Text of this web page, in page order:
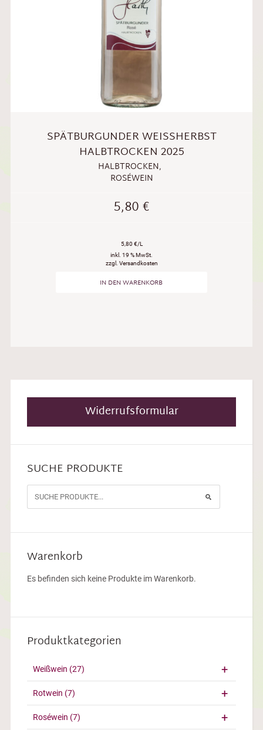
SPÄTBURGUNDER WEISSHERBST H
ALBTROCKEN 2025
HALBTROCKEN,
ROSÉWEIN
5,80€
5,80 €/L
inkl. 19 % MwSt.
zzgl. Versandkosten
IN DEN WARENKORB
Widerrufsformular
SUCHE PRODUKTE
Warenkorb
Es befinden sich keine Produkte im Warenkorb.
Produktkategorien
Weißwein (27)
Rotwein (7)
Roséwein (7)